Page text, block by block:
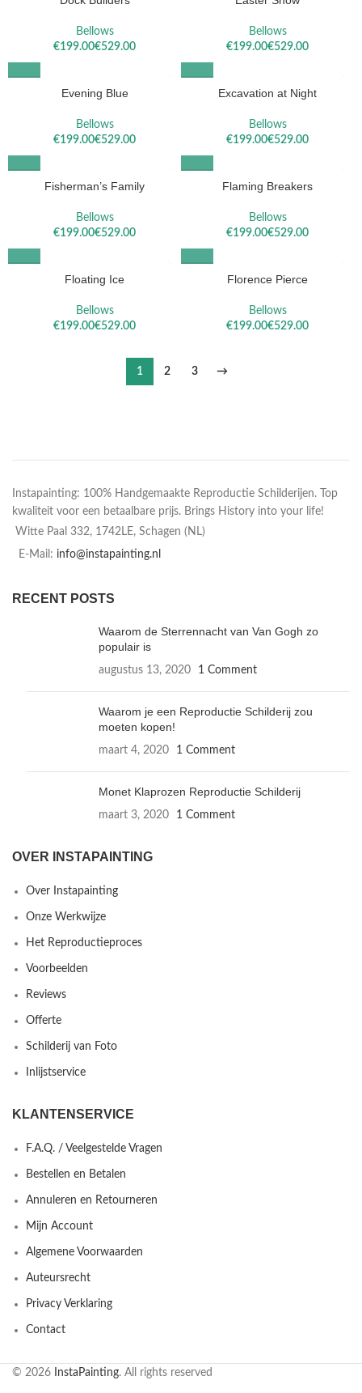
Bellows
€
€
Bellows
€
€
Evening Blue
Bellows
€
€
Excavation at Night
Bellows
€
€
Fisherman’s Family
Bellows
€
€
Flaming Breakers
Bellows
€
€
Floating Ice
Bellows
€
€
Florence Pierce
Bellows
€
€
1 2 3 →
Instapainting: 100% Handgemaakte Reproductie Schilderijen. Top
kwaliteit voor een betaalbare prijs. Brings History into your life!
Witte Paal 332, 1742LE, Schagen (NL)
E-Mail: info@instapainting.nl
RECENT POSTS
Waarom de Sterrennacht van Van Gogh zo
populair is
augustus 13, 2020 1 Comment
Waarom je een Reproductie Schilderij zou
moeten kopen!
maart 4, 2020 1 Comment
Monet Klaprozen Reproductie Schilderij
maart 3, 2020 1 Comment
OVER INSTAPAINTING
Over Instapainting
Onze Werkwijze
Het Reproductieproces
Voorbeelden
Reviews
Offerte
Schilderij van Foto
Inlijstservice
KLANTENSERVICE
F.A.Q. / Veelgestelde Vragen
Bestellen en Betalen
Annuleren en Retourneren
Mijn Account
Algemene Voorwaarden
Auteursrecht
Privacy Verklaring
Contact
© 2026 InstaPainting. All rights reserved